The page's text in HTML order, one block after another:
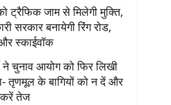
ट्रैफिक जाम से मिलेगी मुक्ति,
सरकार बनायेगी रिंग रोड,
स्काईवॉक
ने चुनाव आयोग को फिर लिखी
तृणमूल के बागियों को न दें और
तेज